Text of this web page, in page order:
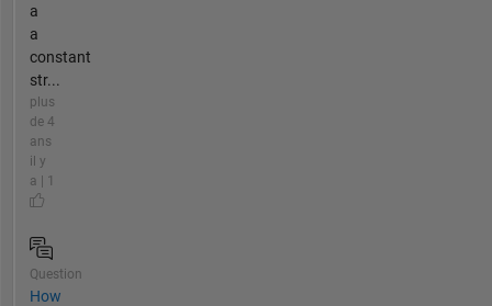
a
a
constant
str...
plus
de 4
ans
il y
a | 1
Question
How